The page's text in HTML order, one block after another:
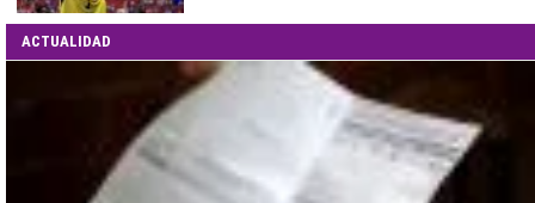
ACTUALIDAD